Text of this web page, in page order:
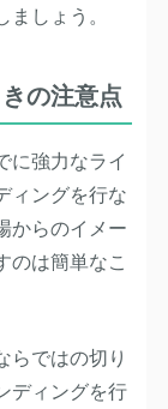
しょう。
の注意点
に強力なライ
ィングを行な
からのイメー
のは簡単なこ
らではの切り
ディングを行